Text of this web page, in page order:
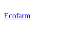
Ecofarm